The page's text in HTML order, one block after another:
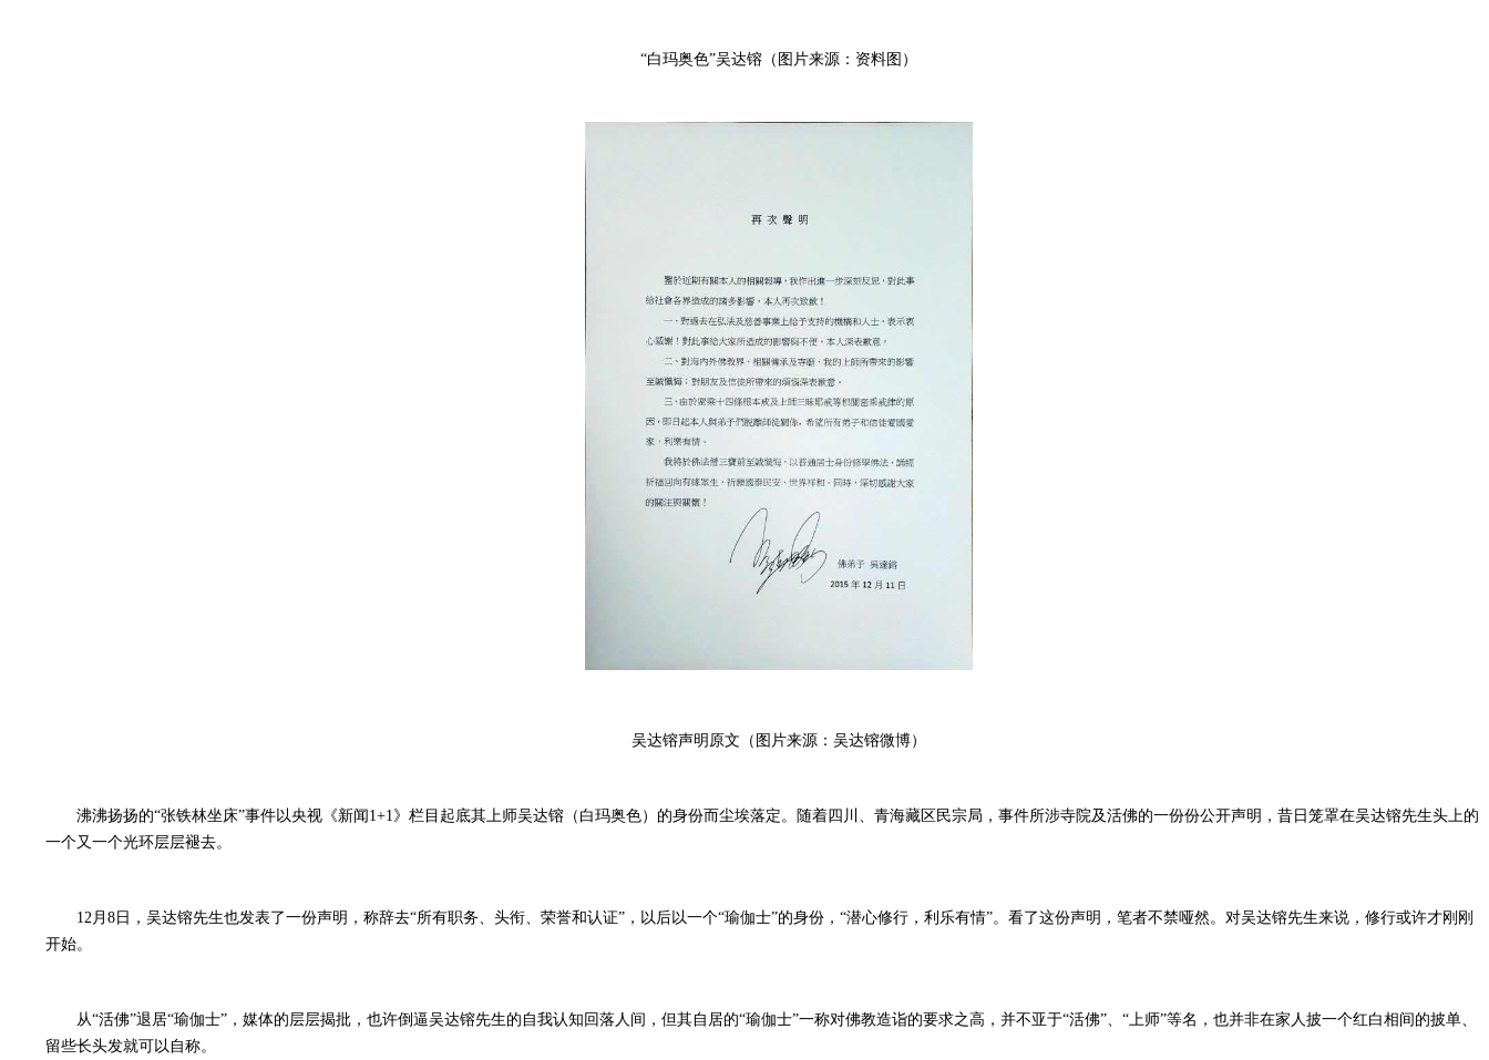
“白玛奥色”吴达镕（图片来源：资料图）
吴达镕声明原文（图片来源： 吴达镕微博）
沸沸扬扬的“张铁林坐床”事件以央视《新闻1+1》栏目起底其上师吴达镕（白玛奥色）的身份而尘埃落定。随着四川、青海藏区民宗局，事件所涉寺院及活佛的一份份公开声明，昔日笼罩在吴达镕先生头上的
一个又一个光环层层褪去。
12月8日，吴达镕先生也发表了一份声明，称辞去“所有职务、头衔、荣誉和认证”，以后以一个“瑜伽士”的身份，“潜心修行，利乐有情”。看了这份声明，笔者不禁哑然。对吴达镕先生来说，修行或许才刚刚
开始。
从“活佛”退居“瑜伽士”，媒体的层层揭批，也许倒逼吴达镕先生的自我认知回落人间，但其自居的“瑜伽士”一称对佛教造诣的要求之高，并不亚于“活佛”、“上师”等名，也并非在家人披一个红白相间的披单、
留些长头发就可以自称。